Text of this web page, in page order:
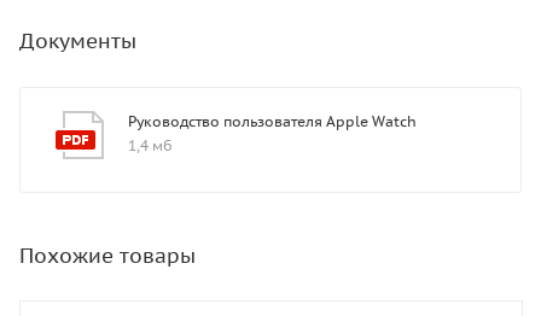
Документы
Руководство пользователя Apple Watch
1,4 мб
Похожие товары